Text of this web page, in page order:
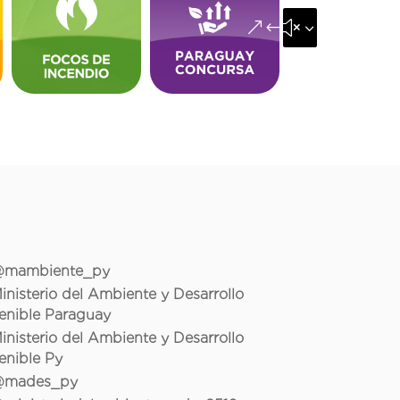
&#x35;
del Ambiente y Desarrollo
Paraguay
del Ambiente y Desarrollo
Py